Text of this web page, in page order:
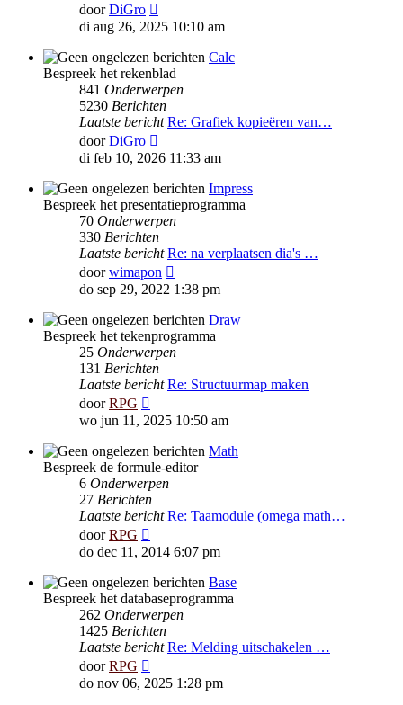
doorDiGro
laatste
di aug 26, 2025 10:10 am
Calc
Bespreek het rekenblad
841 Onderwerpen
5230 Berichten
Laatste bericht Re: Grafiek kopieëren van…
doorDiGro
laatste
di feb 10, 2026 11:33 am
Impress
Bespreek het presentatieprogramma
70 Onderwerpen
330 Berichten
Laatste bericht Re: na verplaatsen dia's …
doorwimapon
laatste
bericht
do sep 29, 2022 1:38 pm
Draw
Bespreek het tekenprogramma
25 Onderwerpen
131 Berichten
Laatste bericht Re: Structuurmap maken
doorRPG
laatste
wo jun 11, 2025 10:50 am
Math
Bespreek de formule-editor
6 Onderwerpen
27 Berichten
Laatste bericht Re: Taamodule (omega math…
doorRPG
laatste
do dec 11, 2014 6:07 pm
Base
Bespreek het databaseprogramma
262 Onderwerpen
1425 Berichten
Laatste bericht Re: Melding uitschakelen …
doorRPG
laatste
do nov 06, 2025 1:28 pm